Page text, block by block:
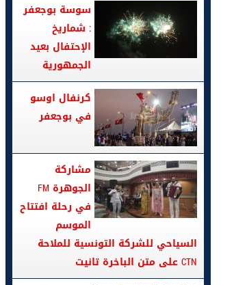
سوسة بوجعفر
: شماريخ
الإحتفال بعيد
الجمهورية
كرنفال اوسو
في بوجعفر
مشاركة
الجوهرة FM
في رحلة افتتاح
الموسم
السياحي للشركة التونسية للملاحة
CTN على متن الباخرة تانيت